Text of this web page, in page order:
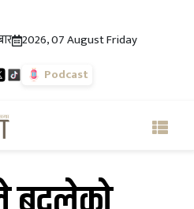
2026, 07 August Friday
Podcast